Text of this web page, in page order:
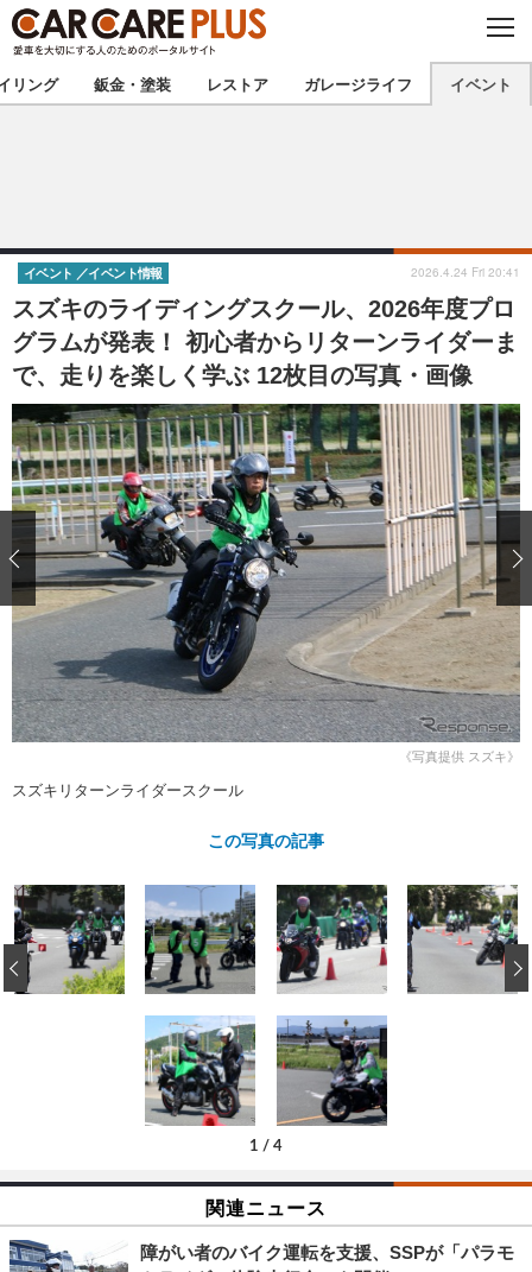
C
O
S
E
★カーケアプラス認定★ 厳選プロショップを地域から探す
甲信越 北陸
東海 関西
中国 四国
九州 沖縄
注目の記事
ショップレポート 愛車 File
自動車豆知識 ストップ！不具合修理＆粗悪修理
鈑金・塗装
ディテイリング
ディテイリング 洗車
ヘッドライト磨き コーティング
フィルム・ラッピング
鈑金・塗装
小キズ直し 防錆
特集記事
ストップ 不具合修理＆粗悪修理
カーメーカー「旧車」関連プロジェ
クト
ショップ紹介
ショップレポート プロショップ検索
レストア
カーメーカー「旧車」関連プロジ
イベント
リング 鈑金・塗装 レストア ガレージライフ イベント
スズキのライディングスクール、2026年度プロ
グラムが発表！ 初心者からリターンライダーま
で、走りを楽しく学ぶ 12枚目の写真・画像
イベント イベント情報 2026.4.24 Fri 20:41
《写真提供 スズキ》
スズキリターンライダースクール
この写真の記事
1 / 4
‹
関連ニュース
障がい者のバイク運転を支援、SSPが「パラモ